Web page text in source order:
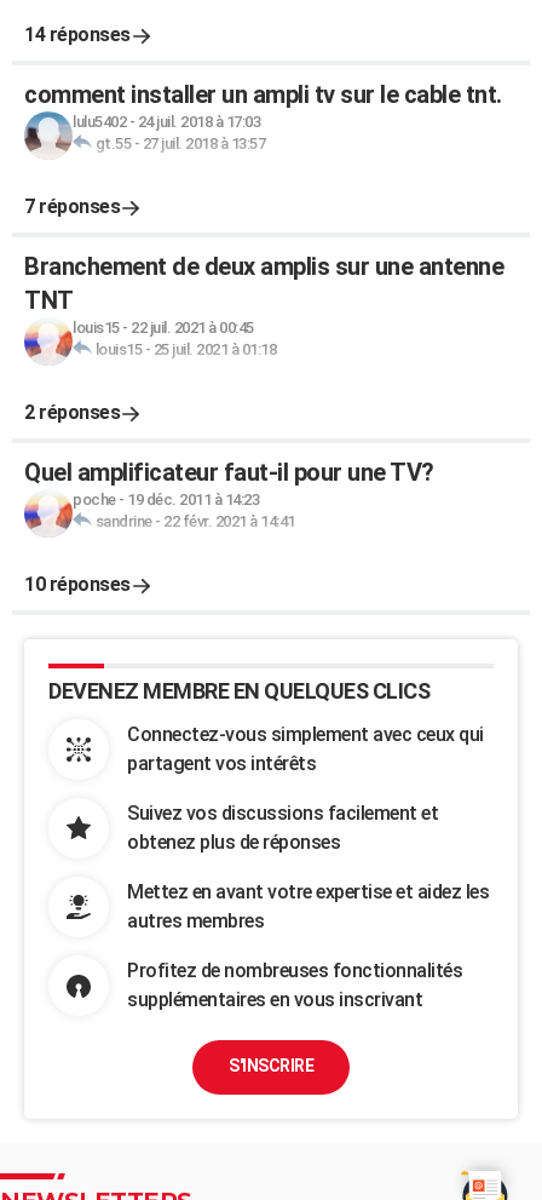
14 réponses
comment installer un ampli tv sur le cable tnt.
lulu5402- 24 juil. 2018 à 17:03
gt.55- 27 juil. 2018 à 13:57
7 réponses
Branchement de deux amplis sur une antenne
TNT
louis15- 22 juil. 2021 à 00:45
louis15- 25 juil. 2021 à 01:18
2 réponses
Quel amplificateur faut-il pour une TV?
poche- 19 déc. 2011 à 14:23
sandrine- 22 févr. 2021 à 14:41
10 réponses
DEVENEZ MEMBRE EN QUELQUES CLICS
Connectez-vous simplement avec ceux qui
partagent vos intérêts
Suivez vos discussions facilement et
obtenez plus de réponses
Mettez en avant votre expertise et aidez les
autres membres
Profitez de nombreuses fonctionnalités
supplémentaires en vous inscrivant
S'INSCRIRE